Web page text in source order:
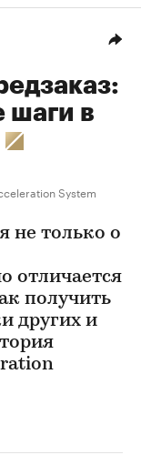
шаги в
System
не только о
отличается
получить
других и